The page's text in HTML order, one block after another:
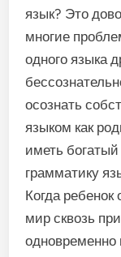
язык? Это
многие
одного языка
осознать
языком как
иметь
грамматику
Когда ребенок
мир сквозь
одновременно